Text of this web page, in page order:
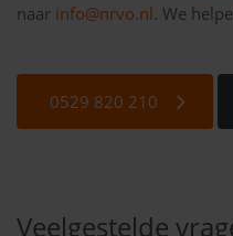
naar info@nrvo.nl. We
0529 820 210
Veelgestelde